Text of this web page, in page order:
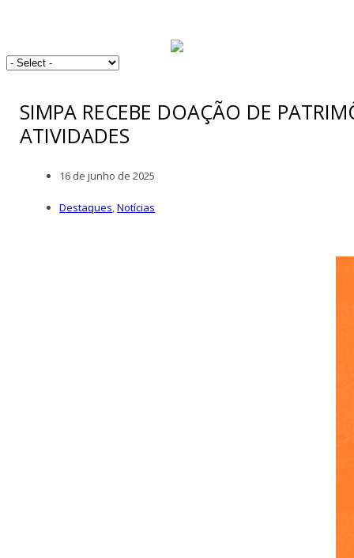
SIMPA RECEBE DOAÇÃO DE
ATIVIDADES
16 de junho de 2025
Destaques,Notícias